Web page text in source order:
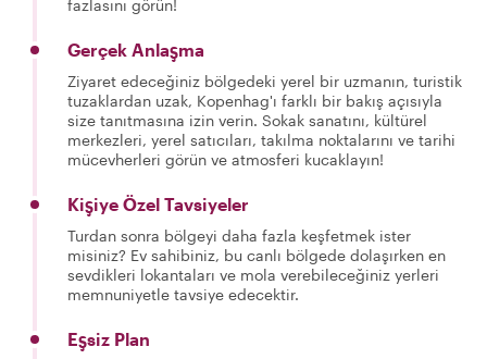
fazlasını görün!
Gerçek Anlaşma
Ziyaret edeceğiniz bölgedeki yerel bir uzmanın, turistik
tuzaklardan uzak, Kopenhag'ı farklı bir bakış açısıyla
size tanıtmasına izin verin. Sokak sanatını, kültürel
merkezleri, yerel satıcıları, takılma noktalarını ve tarihi
mücevherleri görün ve atmosferi kucaklayın!
Kişiye Özel Tavsiyeler
Turdan sonra bölgeyi daha fazla keşfetmek ister
misiniz? Ev sahibiniz, bu canlı bölgede dolaşırken en
sevdikleri lokantaları ve mola verebileceğiniz yerleri
memnuniyetle tavsiye edecektir.
Eşsiz Plan